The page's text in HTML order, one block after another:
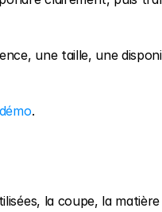
une taille, une
.
la coupe, la